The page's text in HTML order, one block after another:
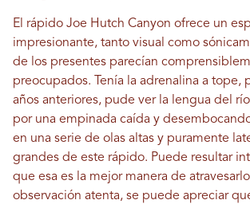
El rápido Joe Hutch Canyon ofrece un
impresionante, tanto visual como
de los presentes parecían
preocupados. Tenía la adrenalina a tope,
años anteriores, pude ver la lengua del
por una empinada caída y
en una serie de olas altas y puramente
grandes de este rápido. Puede resultar
que esa es la mejor manera de
observación atenta, se puede apreciar